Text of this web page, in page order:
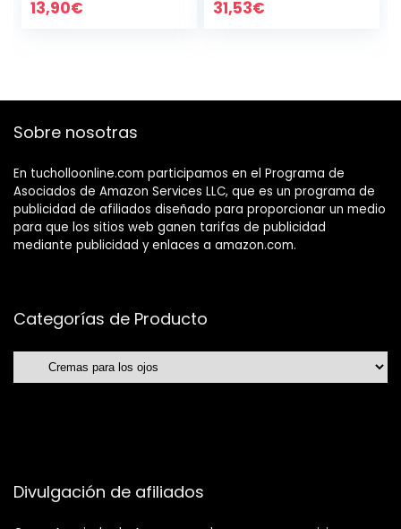
Eficacia, con Pro-
13,90€ 31,53€
Sobre nosotras
En tucholloonline.com participamos en el Programa de
Asociados de Amazon Services LLC, que es un programa de
publicidad de afiliados diseñado para proporcionar un medio
para que los sitios web ganen tarifas de publicidad
mediante publicidad y enlaces a amazon.com.
Categorías de Producto
Divulgación de afiliados